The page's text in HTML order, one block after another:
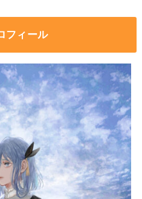
フィール